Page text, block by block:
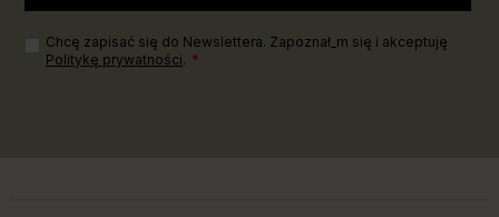
Chcę zapisać się do Newslettera. Zapoznał_m się i akceptuję
Politykę prywatności.